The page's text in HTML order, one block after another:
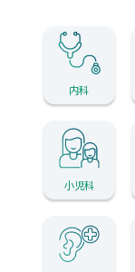
内科
小児科